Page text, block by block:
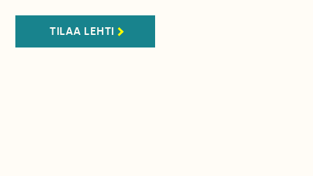
TILAA LEHTI